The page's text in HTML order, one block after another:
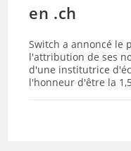
en .ch
Switch a annoncé le
l'attribution de ses
d'une institutrice
l'honneur d'être la